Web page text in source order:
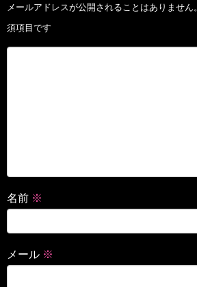
メールアドレスが公開されることはありません。
須項目です
名前 ※
メール ※